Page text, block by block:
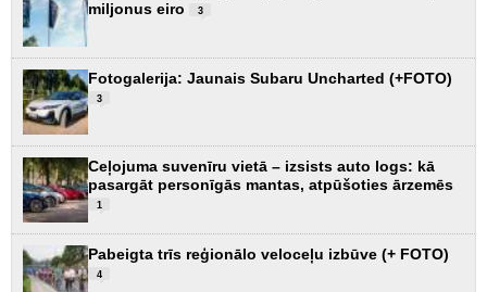
miljonus eiro
3
Fotogalerija: Jaunais Subaru Uncharted (+FOTO)
3
Ceļojuma suvenīru vietā – izsists auto logs: kā
pasargāt personīgās mantas, atpūšoties ārzemēs
1
Pabeigta trīs reģionālo veloceļu izbūve (+ FOTO)
4